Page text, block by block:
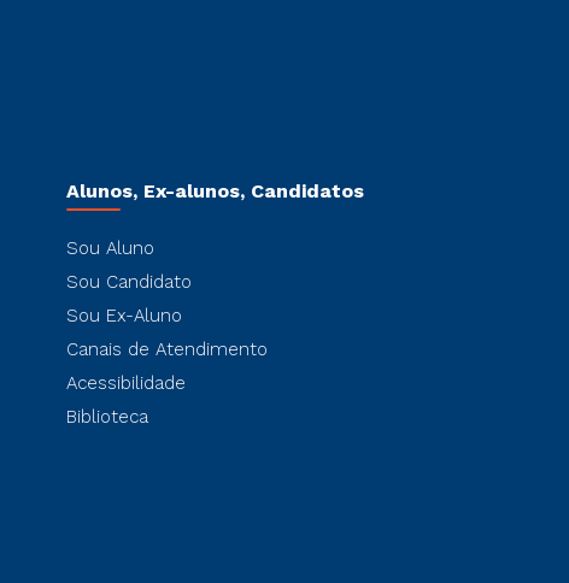
Alunos, Ex-alunos, Candidatos
Sou Aluno
Sou Candidato
Sou Ex-Aluno
Canais de Atendimento
Acessibilidade
Biblioteca